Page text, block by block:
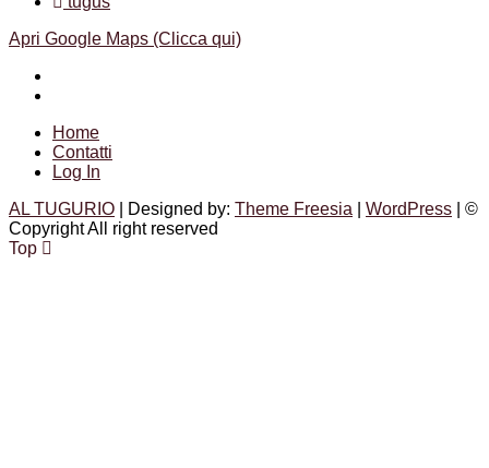
Apri Google Maps (Clicca qui)
Home
Contatti
Log In
AL TUGURIO | Designed by: Theme Freesia WordPress | ©
Copyright All right reserved
Top